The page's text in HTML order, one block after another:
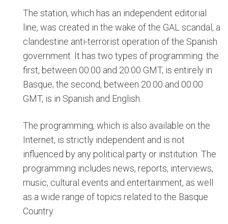
The station, which has an independent editorial
line, was created in the wake of the GAL scandal, a
clandestine anti-terrorist operation of the Spanish
government. It has two types of programming: the
first, between 00:00 and 20:00 GMT, is entirely in
Basque; the second, between 20:00 and 00:00
GMT, is in Spanish and English.
The programming, which is also available on the
Internet, is strictly independent and is not
influenced by any political party or institution. The
programming includes news, reports, interviews,
music, cultural events and entertainment, as well
as a wide range of topics related to the Basque
Country.